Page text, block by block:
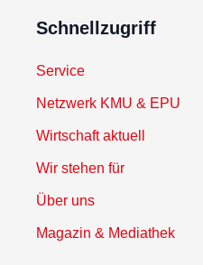
Schnellzugriff
Service
Netzwerk KMU & EPU
Wirtschaft aktuell
Wir stehen für
Über uns
Magazin & Mediathek